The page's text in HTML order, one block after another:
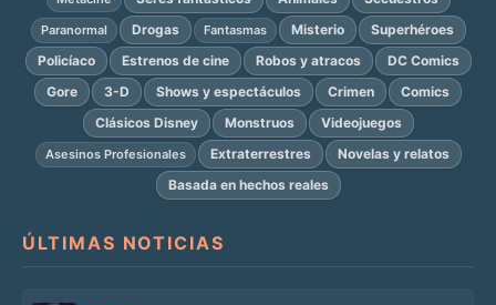
Paranormal Drogas Fantasmas Misterio
Superhéroes
Policíaco
Estrenos de cine Robos y atracos
DC Comics
Gore
3-D Shows y espectáculos Crimen
Comics
Clásicos Disney
Monstruos Videojuegos
Asesinos Profesionales Extraterrestres
Novelas y relatos
Basada en hechos reales
ÚLTIMAS NOTICIAS